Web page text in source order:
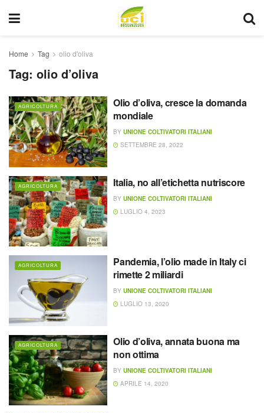
Home Tag olio d'oliva
Tag: olio d’oliva
AGRICOLTURA
Olio d’oliva, cresce la domanda
mondiale
BY UNIONE COLTIVATORI ITALIANI
SETTEMBRE 28, 2022
AGRICOLTURA Italia, no all’etichetta nutriscore
BY UNIONE COLTIVATORI ITALIANI
LUGLIO 4, 2023
AGRICOLTURA
Pandemia, l’olio made in Italy ci
rimette 2 miliardi
BY UNIONE COLTIVATORI ITALIANI
LUGLIO 13, 2020
AGRICOLTURA
Olio d’oliva, annata buona ma
non ottima
BY UNIONE COLTIVATORI ITALIANI
APRILE 14, 2020